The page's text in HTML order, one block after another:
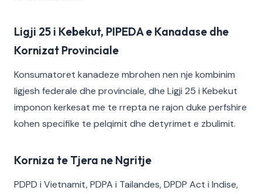
Ligji 25 i Kebekut, PIPEDA e Kanadase dhe
Kornizat Provinciale
Konsumatoret kanadeze mbrohen nen nje kombinim
ligjesh federale dhe provinciale, dhe Ligji 25 i Kebekut
imponon kerkesat me te rrepta ne rajon duke perfshire
kohen specifike te pelqimit dhe detyrimet e zbulimit.
Korniza te Tjera ne Ngritje
PDPD i Vietnamit, PDPA i Tailandes, DPDP Act i Indise,